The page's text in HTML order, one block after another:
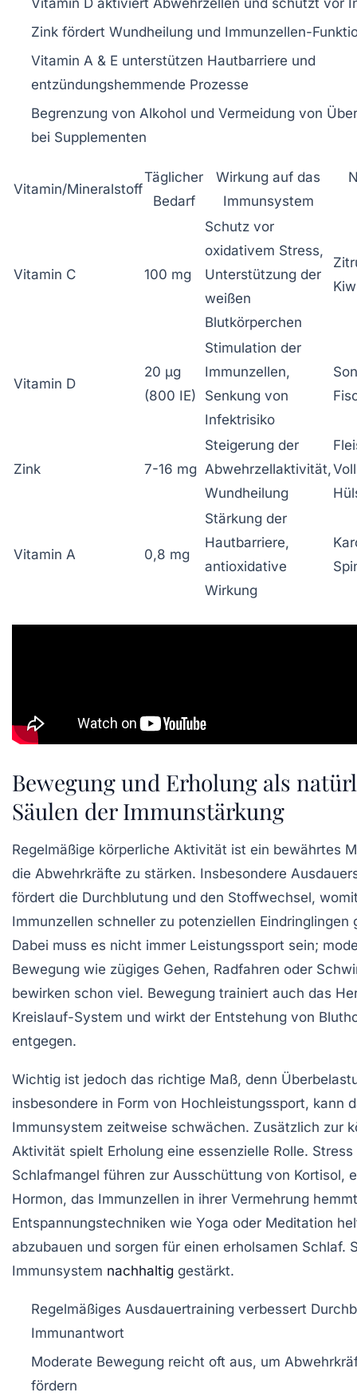
Vitamin D aktiviert Abwehrzellen und schützt vor
Zink fördert Wundheilung und Immunzellen-
Vitamin A & E unterstützen Hautbarriere und
entzündungshemmende Prozesse
Begrenzung von Alkohol und Vermeidung von
bei Supplementen
Vitamin/Mineralstoff
Täglicher
Bedarf
Wirkung auf das
Immunsystem
Vitamin C 100 mg
Schutz vor
oxidativem Stress,
Unterstützung der
weißen
Blutkörperchen
Vitamin D
20 µg
(800 IE)
Stimulation der
Immunzellen,
Senkung von
Infektrisiko
Zink 7-16 mg
Steigerung der
Abwehrzellaktivität,
Wundheilung
Vitamin A 0,8 mg
Stärkung der
Hautbarriere,
antioxidative
Wirkung
Bewegung und Erholung als
Säulen der Immunstärkung
Regelmäßige körperliche Aktivität ist ein bewährtes
die Abwehrkräfte zu stärken. Insbesondere
fördert die Durchblutung und den Stoffwechsel,
Immunzellen schneller zu potenziellen Eindringlingen
Dabei muss es nicht immer Leistungssport sein;
Bewegung wie zügiges Gehen, Radfahren oder
bewirken schon viel. Bewegung trainiert auch das
Kreislauf-System und wirkt der Entstehung von
entgegen.
Wichtig ist jedoch das richtige Maß, denn
insbesondere in Form von Hochleistungssport, kann
Immunsystem zeitweise schwächen. Zusätzlich zur
Aktivität spielt Erholung eine essenzielle Rolle. Stress
Schlafmangel führen zur Ausschüttung von Kortisol,
Hormon, das Immunzellen in ihrer Vermehrung
Entspannungstechniken wie Yoga oder Meditation
abzubauen und sorgen für einen erholsamen Schlaf.
Immunsystem nachhaltig gestärkt.
Regelmäßiges Ausdauertraining verbessert
Immunantwort
Moderate Bewegung reicht oft aus, um
fördern